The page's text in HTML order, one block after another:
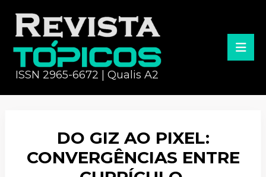
ISSN 2965-6672 | Qualis A2
DO GIZ AO PIXEL:
CONVERGÊNCIAS ENTRE